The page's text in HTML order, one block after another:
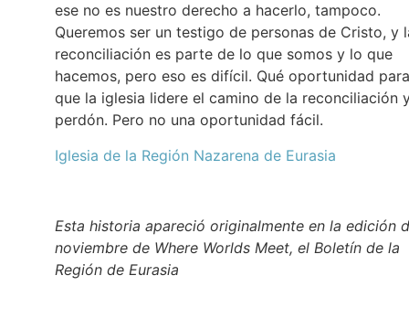
ese no es nuestro derecho a hacerlo, tampoco.
Queremos ser un testigo de personas de Cristo, y
reconciliación es parte de lo que somos y lo que
hacemos, pero eso es difícil. Qué oportunidad para
que la iglesia lidere el camino de la reconciliación
perdón. Pero no una oportunidad fácil.
Iglesia de la Región Nazarena de Eurasia
Esta historia apareció originalmente en la edición
noviembre de Where Worlds Meet, el Boletín de la
Región de Eurasia